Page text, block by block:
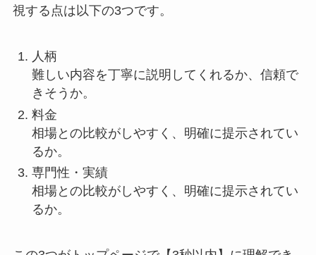
視する点は以下の3つです。
人柄
難しい内容を丁寧に説明してくれるか、信頼で
きそうか。
料金
相場との比較がしやすく、明確に提示されてい
るか。
専門性・実績
相場との比較がしやすく、明確に提示されてい
るか。